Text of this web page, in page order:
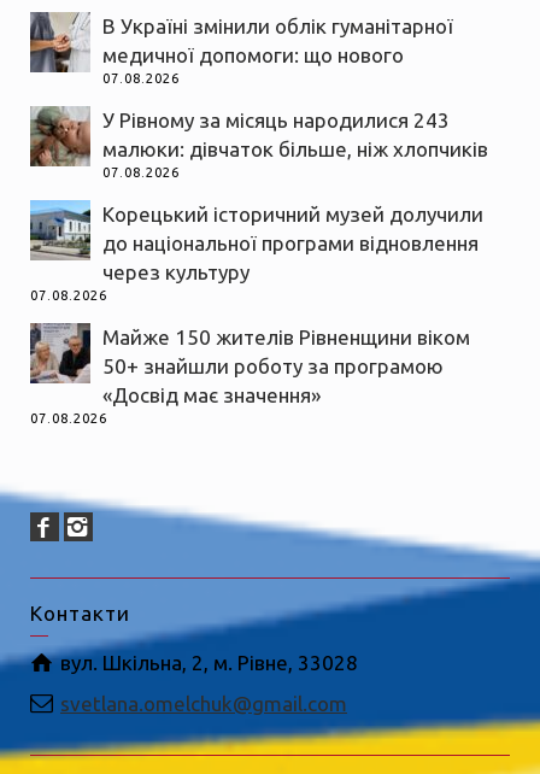
В Україні змінили облік гуманітарної
медичної допомоги: що нового
07.08.2026
У Рівному за місяць народилися 243
малюки: дівчаток більше, ніж хлопчиків
07.08.2026
Корецький історичний музей долучили
до національної програми відновлення
через культуру
07.08.2026
Майже 150 жителів Рівненщини віком
50+ знайшли роботу за програмою
«Досвід має значення»
07.08.2026
Контакти
вул. Шкільна, 2, м. Рівне, 33028
svetlana.omelchuk@gmail.com